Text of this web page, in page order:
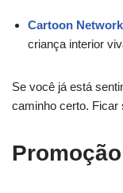
Cartoon Network
criança interior
Se você já está
caminho certo. Ficar